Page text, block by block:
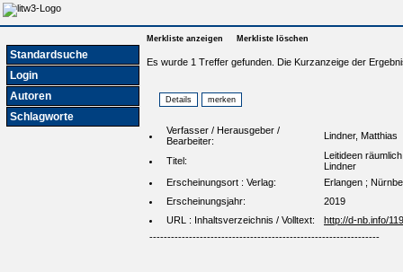
Standardsuche
Login
Autoren
Schlagworte
Merkliste anzeigen Merkliste löschen
Es wurde 1 Treffer gefunden. Die Kurzanzeige der
Verfasser / Herausgeber /
Bearbeiter:
Lindner, Matthias
Titel:
Leitideen
Lindner
Erscheinungsort : Verlag:
Erlangen ;
Erscheinungsjahr:
2019
URL : Inhaltsverzeichnis / Volltext:
http://d-nb.info/
----------------------------------------------------------------